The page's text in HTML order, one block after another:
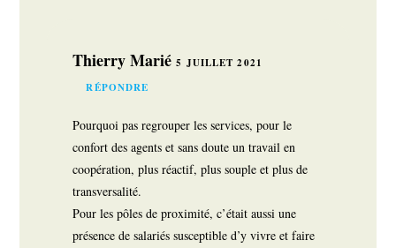
Thierry Marié5 JUILLET 2021
RÉPONDRE
Pourquoi pas regrouper les services, pour le
confort des agents et sans doute un travail en
coopération, plus réactif, plus souple et plus de
transversalité.
Pour les pôles de proximité, c’était aussi une
présence de salariés susceptible d’y vivre et faire